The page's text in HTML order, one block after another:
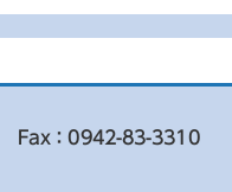
Fax：0942-83-3310